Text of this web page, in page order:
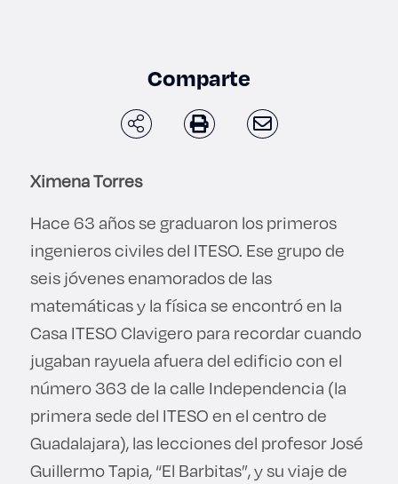
Comparte
Ximena Torres
Hace 63 años se graduaron los primeros
ingenieros civiles del ITESO. Ese grupo de
seis jóvenes enamorados de las
matemáticas y la física se encontró en la
Casa ITESO Clavigero para recordar cuando
jugaban rayuela afuera del edificio con el
número 363 de la calle Independencia (la
primera sede del ITESO en el centro de
Guadalajara), las lecciones del profesor José
Guillermo Tapia, “El Barbitas”, y su viaje de